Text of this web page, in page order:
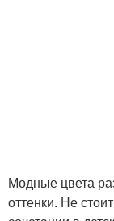
Модные цвета
оттенки. Не